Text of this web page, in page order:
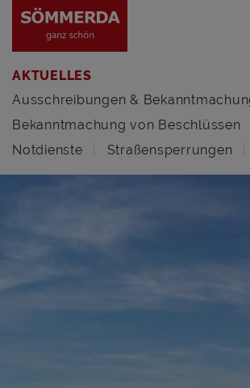
AKTUELLES
Ausschreibungen &
Bekanntmachung von Beschlüssen
Notdienste
Straßensperrungen